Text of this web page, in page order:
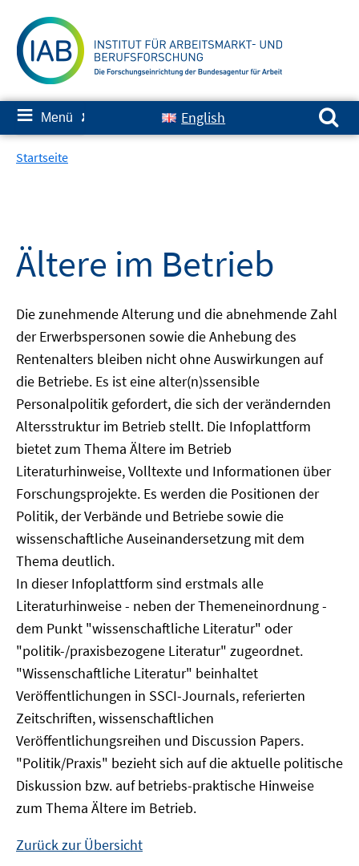
zum
Inhalt
≡ Menü ✘ English
Suchen nach:
Startseite
Ältere im Betrieb
Die zunehmende Alterung und die abnehmende Zahl
der Erwerbspersonen sowie die Anhebung des
Rentenalters bleiben nicht ohne Auswirkungen auf
die Betriebe. Es ist eine alter(n)ssensible
Personalpolitik gefordert, die sich der verändernden
Altersstruktur im Betrieb stellt. Die Infoplattform
bietet zum Thema Ältere im Betrieb
Literaturhinweise, Volltexte und Informationen über
Forschungsprojekte. Es werden die Positionen der
Politik, der Verbände und Betriebe sowie die
wissenschaftliche Auseinandersetzung mit dem
Thema deutlich.
In dieser Infoplattform sind erstmals alle
Literaturhinweise - neben der Themeneinordnung -
dem Punkt "wissenschaftliche Literatur" oder
"politik-/praxisbezogene Literatur" zugeordnet.
"Wissenschaftliche Literatur" beinhaltet
Veröffentlichungen in SSCI-Journals, referierten
Zeitschriften, wissenschaftlichen
Veröffentlichungsreihen und Discussion Papers.
"Politik/Praxis" bezieht sich auf die aktuelle politische
Diskussion bzw. auf betriebs-praktische Hinweise
zum Thema Ältere im Betrieb.
Zurück zur Übersicht